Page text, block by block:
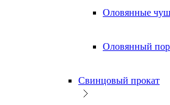
Оловянные
Оловянный
Свинцовый прокат